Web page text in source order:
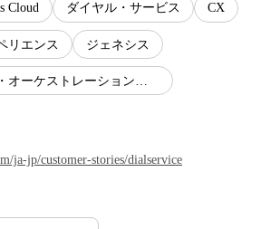
Cloud ダイヤル・サービス CX
リエンス ジェネシス
ja-jp/customer-stories/dialservice